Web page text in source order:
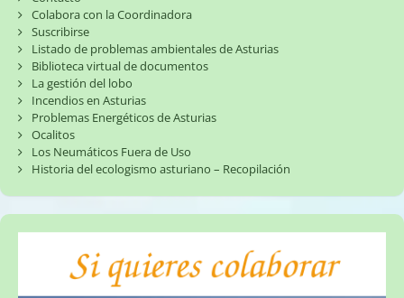
Colabora con la Coordinadora
Suscribirse
Listado de problemas ambientales de Asturias
Biblioteca virtual de documentos
La gestión del lobo
Incendios en Asturias
Problemas Energéticos de Asturias
Ocalitos
Los Neumáticos Fuera de Uso
Historia del ecologismo asturiano – Recopilación